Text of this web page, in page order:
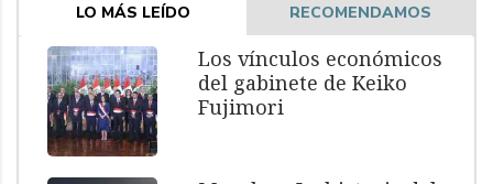
LO MÁS LEÍDO RECOMENDAMOS
Los vínculos económicos
del gabinete de Keiko
Fujimori